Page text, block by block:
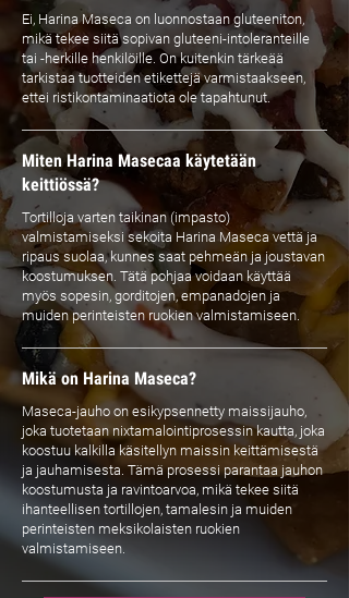
Ei, Harina Maseca on luonnostaan gluteeniton,
mikä tekee siitä sopivan gluteeni-intoleranteille
tai -herkille henkilöille. On kuitenkin tärkeää
tarkistaa tuotteiden etikettejä varmistaakseen,
ettei ristikontaminaatiota ole tapahtunut.
Miten Harina Masecaa käytetään
keittiössä?
Tortilloja varten taikinan (impasto)
valmistamiseksi sekoita Harina Maseca vettä ja
ripaus suolaa, kunnes saat pehmeän ja joustavan
koostumuksen. Tätä pohjaa voidaan käyttää
myös sopesin, gorditojen, empanadojen ja
muiden perinteisten ruokien valmistamiseen.
Mikä on Harina Maseca?
Maseca-jauho on esikypsennetty maissijauho,
joka tuotetaan nixtamalointiprosessin kautta, joka
koostuu kalkilla käsitellyn maissin keittämisestä
ja jauhamisesta. Tämä prosessi parantaa jauhon
koostumusta ja ravintoarvoa, mikä tekee siitä
ihanteellisen tortillojen, tamalesin ja muiden
perinteisten meksikolaisten ruokien
valmistamiseen.